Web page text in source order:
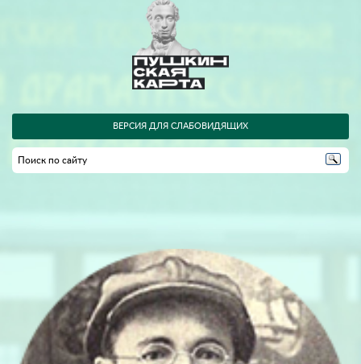
ВЕРСИЯ ДЛЯ СЛАБОВИДЯЩИХ